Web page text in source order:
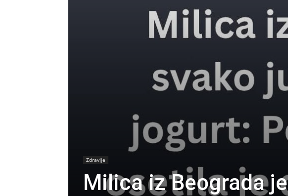
Zdravlje
Milica iz Beograda